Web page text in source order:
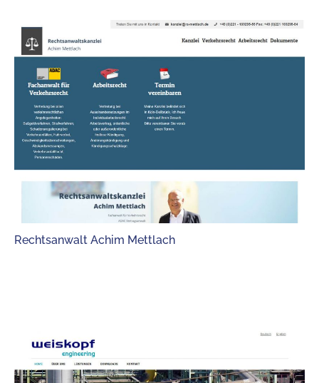
Rechtsanwalt Achim Mettlach